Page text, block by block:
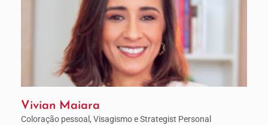
Vivian Maiara
Coloração pessoal, Visagismo e Strategist Personal